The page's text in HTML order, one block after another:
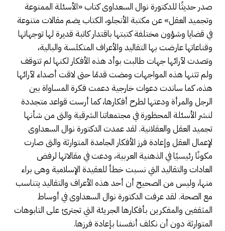
صدر حديثًا للدكتورة نوال السعداوى كتاب «الأسئلة الممنوعة
وتجميد العقل» عن مكتبة الأنجلو، الكتاب يضم مقالات متنوعة
في قضايا وشؤون مختلفة كتبتها باقتدار كاتبة قديرة لها توجهاتها
وقناعاتها عارضت بها التقاليد والأعراف المتكلسة والبالية،
وتصدت لآرائها جهات طالبت بوأد هذه الأفكار لكنها لم تتوقف
ولم تثنها هذه المواجهات ومضت قدمًا حتى لاقت أصداء لآرائها
هذه، كما ساندت دعوات خارجية دعمت فكرة المساواة بين
الرجل والمرأة ودعتها لطرح أفكارها، كما أرست قواعد متجددة
لنشر الأسئلة المحظورة في مجتمعاتنا الشرقية والتى من شأنها
تجميد العقل والعقلانية. لقد عمدت الدكتورة نوال السعداوى
لإعمال العقل وإعادة فرز الأفكار الجامدة المتوارثة والتى صارت
مكونًا رئيسيًا في الذهنية العربية، ودعت في مقالاتها لرفض
العادات والتقاليد التي نسبت خطأ للعقيدة الإسلامية وهى براء
منها، وليس من الصحيح أن أحد هذه الأعراف والتقاليد يتناسب
مع الصحة. لقد عرفت الدكتورة نوال السعداوى في أوساط
المثقفين والمفكرين بأفكارها الجريئة التي تجترئ على التابوهات
المتوارثة دون أن نكلف أنفسنا بإعادة فرزها.